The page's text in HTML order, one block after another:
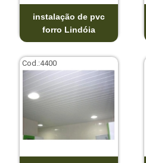
instalação de pvc
forro Lindóia
Cod.:4400